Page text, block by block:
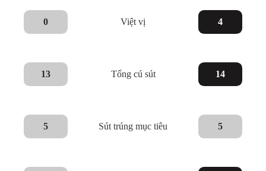
0 Việt vị 4
13 Tổng cú sút 14
5 Sút trúng mục tiêu 5